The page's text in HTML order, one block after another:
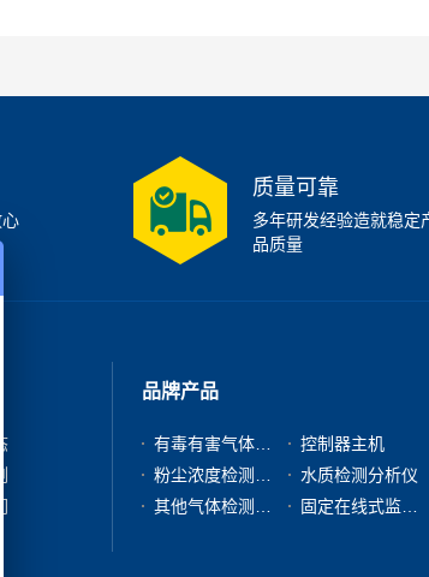
质量可靠
多年研发经验造就稳定
品质量
品牌产品
控制器主机
水质检测分析仪
固定在线式监测报警仪